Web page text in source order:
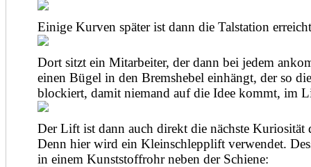
Einige Kurven später ist dann die Talstation
Dort sitzt ein Mitarbeiter, der dann bei jedem
einen Bügel in den Bremshebel einhängt, der so
blockiert, damit niemand auf die Idee kommt, im
Der Lift ist dann auch direkt die nächste Kuriosität
Denn hier wird ein Kleinschlepplift verwendet.
in einem Kunststoffrohr neben der Schiene: